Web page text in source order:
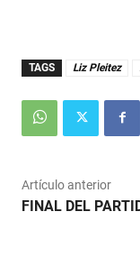
TAGS Liz Pleitez
Artículo anterior
FINAL DEL